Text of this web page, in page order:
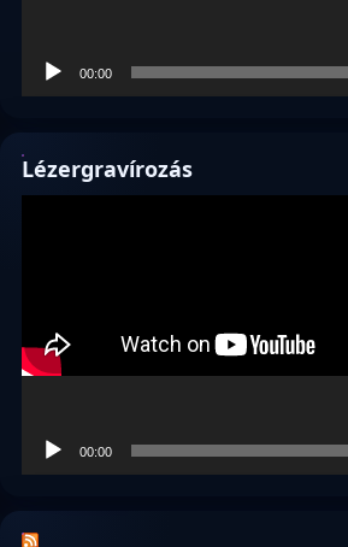
00:00
Lézergravírozás
00:00